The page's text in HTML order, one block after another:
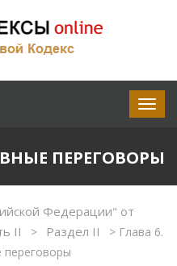
ПЕРЕГОВОРЫ
Федерации" от
II > Раздел II >Глава 6.
переговоры